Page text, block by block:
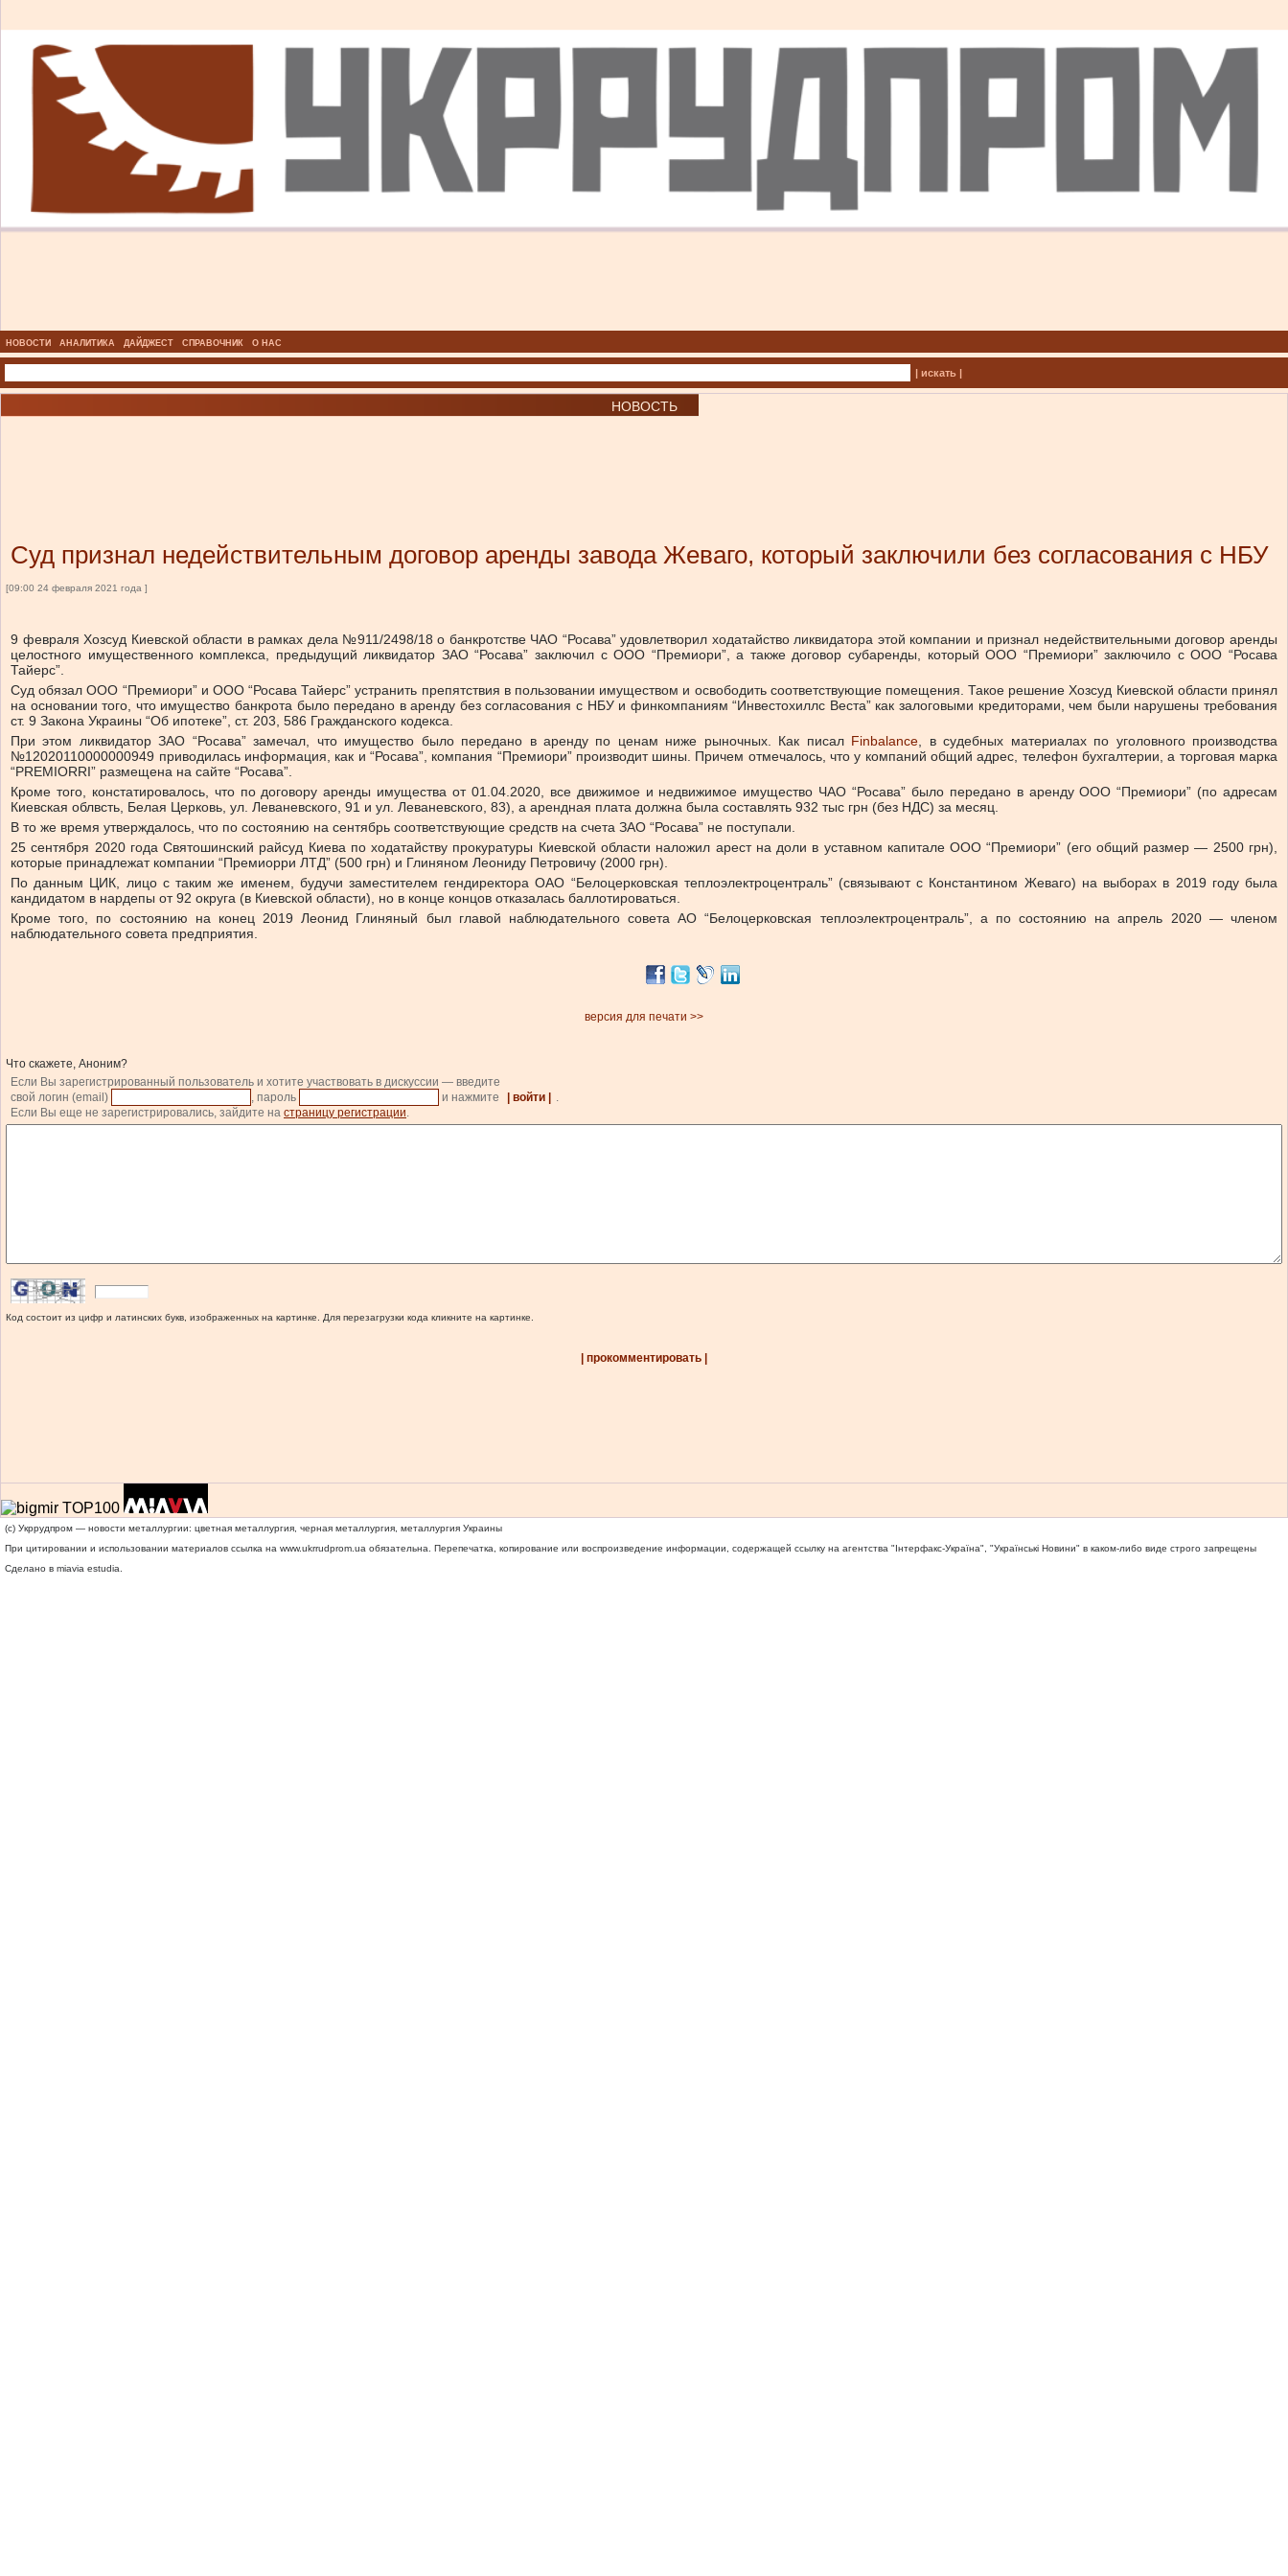
НОВОСТИ АНАЛИТИКА ДАЙДЖЕСТ СПРАВОЧНИК О НАС
| искать |
НОВОСТЬ
Суд признал недействительным договор аренды завода Жеваго, который заключили без согласования с НБУ
[09:00 24 февраля 2021 года ]
9 февраля Хозсуд Киевской области в рамках дела №911/2498/18 о банкротстве ЧАО “Росава” удовлетворил ходатайство ликвидатора этой компании и признал недействительными договор аренды
целостного имущественного комплекса, предыдущий ликвидатор ЗАО “Росава” заключил с ООО “Премиори”, а также договор субаренды, который ООО “Премиори” заключило с ООО “Росава
Тайерс”.
Суд обязал ООО “Премиори” и ООО “Росава Тайерс” устранить препятствия в пользовании имуществом и освободить соответствующие помещения. Такое решение Хозсуд Киевской области принял
на основании того, что имущество банкрота было передано в аренду без согласования с НБУ и финкомпаниям “Инвестохиллс Веста” как залоговыми кредиторами, чем были нарушены требования
ст. 9 Закона Украины “Об ипотеке”, ст. 203, 586 Гражданского кодекса.
При этом ликвидатор ЗАО “Росава” замечал, что имущество было передано в аренду по ценам ниже рыночных. Как писал Finbalance , в судебных материалах по уголовного производства
№12020110000000949 приводилась информация, как и “Росава”, компания “Премиори” производит шины. Причем отмечалось, что у компаний общий адрес, телефон бухгалтерии, а торговая марка
“PREMIORRI” размещена на сайте “Росава”.
Кроме того, констатировалось, что по договору аренды имущества от 01.04.2020, все движимое и недвижимое имущество ЧАО “Росава” было передано в аренду ООО “Премиори” (по адресам
Киевская облвсть, Белая Церковь, ул. Леваневского, 91 и ул. Леваневского, 83), а арендная плата должна была составлять 932 тыс грн (без НДС) за месяц.
В то же время утверждалось, что по состоянию на сентябрь соответствующие средств на счета ЗАО “Росава” не поступали.
25 сентября 2020 года Святошинский райсуд Киева по ходатайству прокуратуры Киевской области наложил арест на доли в уставном капитале ООО “Премиори” (его общий размер — 2500 грн),
которые принадлежат компании “Премиорри ЛТД” (500 грн) и Глиняном Леониду Петровичу (2000 грн).
По данным ЦИК, лицо с таким же именем, будучи заместителем гендиректора ОАО “Белоцерковская теплоэлектроцентраль” (связывают с Константином Жеваго) на выборах в 2019 году была
кандидатом в нардепы от 92 округа (в Киевской области), но в конце концов отказалась баллотироваться.
Кроме того, по состоянию на конец 2019 Леонид Глиняный был главой наблюдательного совета АО “Белоцерковская теплоэлектроцентраль”, а по состоянию на апрель 2020 — членом
наблюдательного совета предприятия.
версия для печати >>
Что скажете, Аноним?
Если Вы зарегистрированный пользователь и хотите участвовать в дискуссии — введите
свой логин (email)
, пароль и нажмите | войти |
.
Если Вы еще не зарегистрировались, зайдите на страницу регистрации.
Код состоит из цифр и латинских букв, изображенных на картинке. Для перезагрузки кода кликните на картинке.
| прокомментировать |
(c) Укррудпром — новости металлургии: цветная металлургия, черная металлургия, металлургия Украины
При цитировании и использовании материалов ссылка на www.ukrrudprom.ua обязательна. Перепечатка, копирование или воспроизведение информации, содержащей ссылку на агентства "Iнтерфакс-Україна", "Українськi Новини" в каком-либо виде строго запрещены
Сделано в miavia estudia.